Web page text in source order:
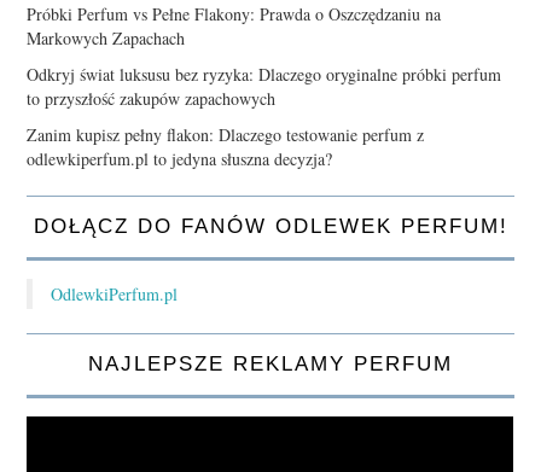
Próbki Perfum vs Pełne Flakony: Prawda o Oszczędzaniu na
Markowych Zapachach
Odkryj świat luksusu bez ryzyka: Dlaczego oryginalne próbki perfum
to przyszłość zakupów zapachowych
Zanim kupisz pełny flakon: Dlaczego testowanie perfum z
odlewkiperfum.pl to jedyna słuszna decyzja?
DOŁĄCZ DO FANÓW ODLEWEK PERFUM!
OdlewkiPerfum.pl
NAJLEPSZE REKLAMY PERFUM